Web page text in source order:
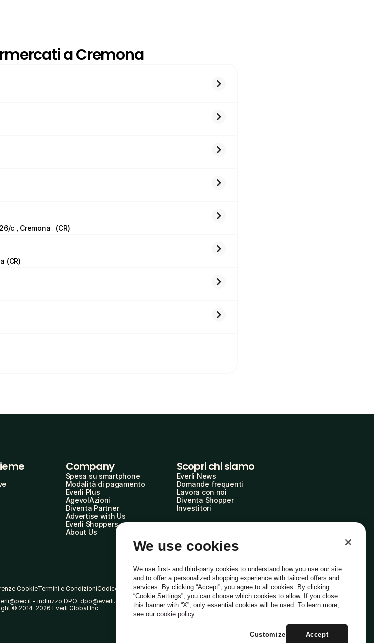
a Cremona
c , Cremona   (CR)
(CR)
Company
Spesa su smartphone
Modalità di pagamento
Everli Plus
AgevolAzioni
Diventa Partner
Advertise with Us
Everli Shoppers
About Us
Scopri chi siamo
Everli News
Domande frequenti
Lavora con noi
Diventa Shopper
Investitori
CookieTermini e CondizioniCodice Etico
- indirizzo DPO: dpo@everli.com
© 2014-2026 Everli Global Inc.
Italiano
We use cookies
We use first- and third-party cookies to understand how you use our site
and to offer a personalized shopping experience with tailored offers and
services. By clicking “Accept”, you agree to all cookies. By clicking
“Cookie Settings”, you can choose which cookies to allow. If you close
this banner with “X”, only essential cookies will be used. To learn more,
see our cookie policy
Accept
Customize